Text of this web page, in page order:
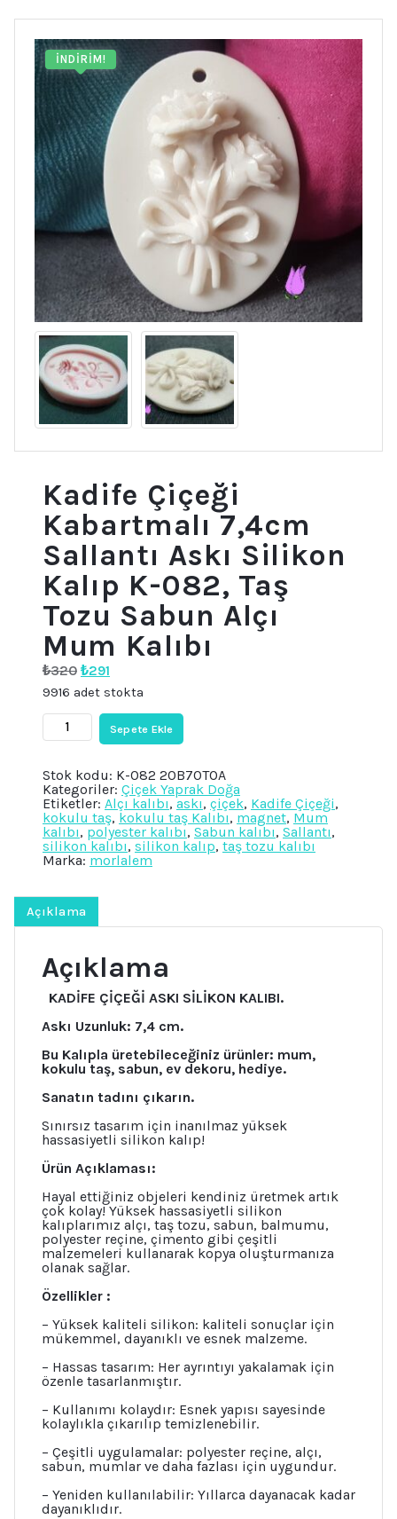
İNDIRIM!
Kadife Çiçeği
Kabartmalı 7,4cm
Sallantı Askı Silikon
Kalıp K-082, Taş
Tozu Sabun Alçı
Mum Kalıbı
₺320 Orijinal
fiyat:
₺320.
₺291
andaki
fiyat:
₺291.
9916 adet stokta
Kadife
Çiçeği
Kabartmalı
Sallantı
Askı
Silikon
Kalıp
K-
082,
Taş
Alçı
Mum
Kalıbı
Sepete Ekle
Stok kodu: K-082 20B70TOA
Kategoriler: Çiçek Yaprak Doğa
Etiketler: Alçı kalıbı,askı, çiçek, Kadife Çiçeği,
kokulu taş, kokulu taş Kalıbı, magnet, Mum
kalıbı, polyester kalıbı, Sabun kalıbı, Sallantı,
silikon kalıbı, silikon kalıp, taş tozu kalıbı
Marka: morlalem
Açıklama
Açıklama
KADİFE ÇİÇEĞİ ASKI SİLİKON KALIBI.
Askı Uzunluk: 7,4 cm.
Bu Kalıpla üretebileceğiniz ürünler: mum,
kokulu taş, sabun, ev dekoru, hediye.
Sanatın tadını çıkarın.
Sınırsız tasarım için inanılmaz yüksek
hassasiyetli silikon kalıp!
Ürün Açıklaması:
Hayal ettiğiniz objeleri kendiniz üretmek artık
çok kolay! Yüksek hassasiyetli silikon
kalıplarımız alçı, taş tozu, sabun, balmumu,
polyester reçine, çimento gibi çeşitli
malzemeleri kullanarak kopya oluşturmanıza
olanak sağlar.
Özellikler :
– Yüksek kaliteli silikon: kaliteli sonuçlar için
mükemmel, dayanıklı ve esnek malzeme.
– Hassas tasarım: Her ayrıntıyı yakalamak için
özenle tasarlanmıştır.
– Kullanımı kolaydır: Esnek yapısı sayesinde
kolaylıkla çıkarılıp temizlenebilir.
– Çeşitli uygulamalar: polyester reçine, alçı,
sabun, mumlar ve daha fazlası için uygundur.
– Yeniden kullanılabilir: Yıllarca dayanacak kadar
dayanıklıdır.